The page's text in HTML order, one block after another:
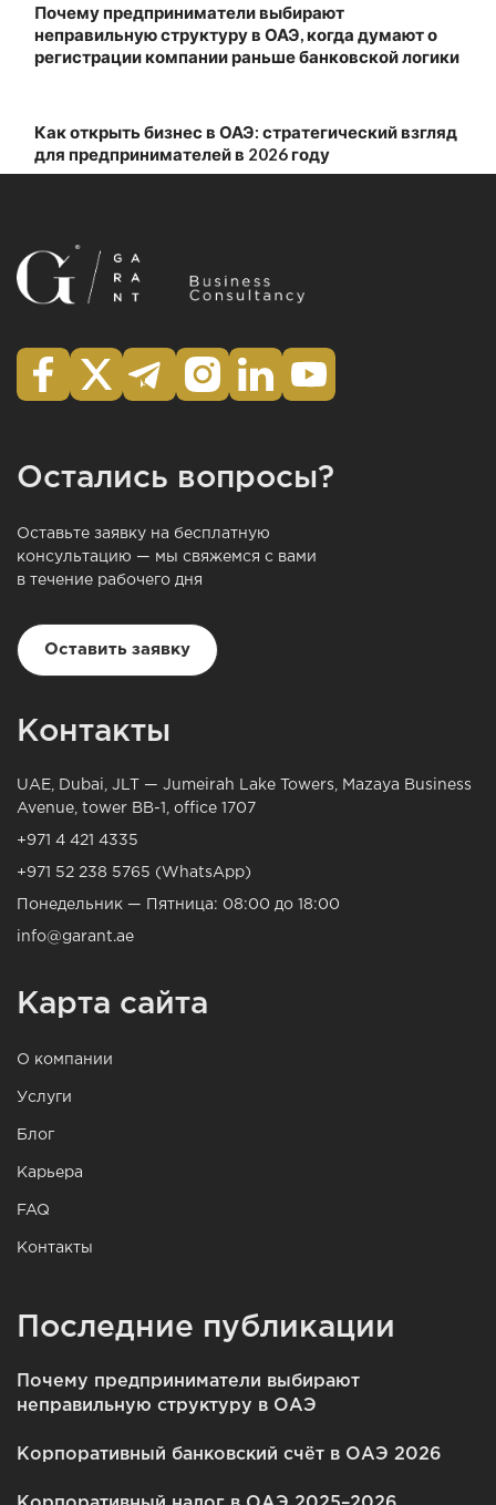
Почему предприниматели выбирают
неправильную структуру в ОАЭ, когда думают о
регистрации компании раньше банковской логики
Как открыть бизнес в ОАЭ: стратегический взгляд
для предпринимателей в 2026 году
Остались вопросы?
Оставьте заявку на бесплатную
консультацию — мы свяжемся с вами
в течение рабочего дня
Оставить заявку
Контакты
UAE, Dubai, JLT — Jumeirah Lake Towers, Mazaya Business
Avenue, tower BB-1, office 1707
+971 4 421 4335
+971 52 238 5765 (WhatsApp)
Понедельник — Пятница: 08:00 до 18:00
info@garant.ae
Карта сайта
О компании
Услуги
Блог
Карьера
FAQ
Контакты
Последние публикации
Почему предприниматели выбирают
неправильную структуру в ОАЭ
Корпоративный банковский счёт в ОАЭ 2026